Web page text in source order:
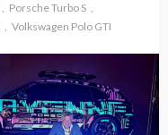
Porsche Turbo S
Volkswagen Polo GTI